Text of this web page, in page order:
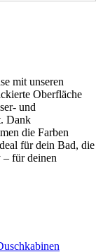
mit unseren
Oberfläche
und
Dank
die Farben
für dein Bad, die
– für deinen